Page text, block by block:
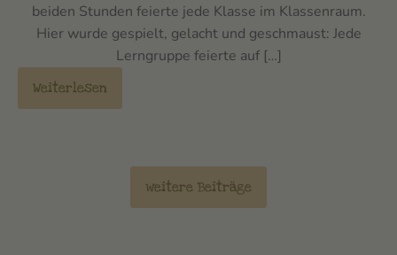
beiden Stunden feierte jede Klasse im Klassenraum.
Hier wurde gespielt, gelacht und geschmaust: Jede
Lerngruppe feierte auf […]
Weiterlesen
weitere Beiträge